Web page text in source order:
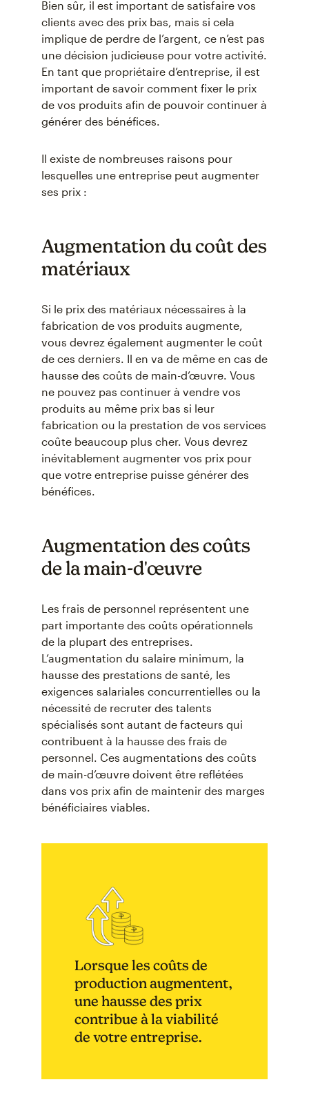
Bien sûr, il est important de satisfaire vos
clients avec des prix bas, mais si cela
implique de perdre de l’argent, ce n’est pas
une décision judicieuse pour votre activité.
En tant que propriétaire d’entreprise, il est
important de savoir comment fixer le prix
de vos produits afin de pouvoir continuer à
générer des bénéfices.
Il existe de nombreuses raisons pour
lesquelles une entreprise peut augmenter
ses prix :
Augmentation du coût des
matériaux
Si le prix des matériaux nécessaires à la
fabrication de vos produits augmente,
vous devrez également augmenter le coût
de ces derniers. Il en va de même en cas de
hausse des coûts de main-d’œuvre. Vous
ne pouvez pas continuer à vendre vos
produits au même prix bas si leur
fabrication ou la prestation de vos services
coûte beaucoup plus cher. Vous devrez
inévitablement augmenter vos prix pour
que votre entreprise puisse générer des
bénéfices.
Augmentation des coûts
de la main-d'œuvre
Les frais de personnel représentent une
part importante des coûts opérationnels
de la plupart des entreprises.
L’augmentation du salaire minimum, la
hausse des prestations de santé, les
exigences salariales concurrentielles ou la
nécessité de recruter des talents
spécialisés sont autant de facteurs qui
contribuent à la hausse des frais de
personnel. Ces augmentations des coûts
de main-d’œuvre doivent être reflétées
dans vos prix afin de maintenir des marges
bénéficiaires viables.
Lorsque les coûts de
production augmentent,
une hausse des prix
contribue à la viabilité
de votre entreprise.